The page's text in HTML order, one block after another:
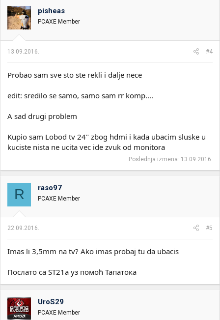
pisheas
PCAXE Member
13.09.2016. #4
Probao sam sve sto ste rekli i dalje nece
edit: sredilo se samo, samo sam rr komp....
A sad drugi problem
Kupio sam Lobod tv 24" zbog hdmi i kada ubacim sluske u
kuciste nista ne ucita vec ide zvuk od monitora
Poslednja izmena: 13.09.2016.
R raso97
PCAXE Member
22.09.2016. #5
Imas li 3,5mm na tv? Ako imas probaj tu da ubacis
Послато са ST21a уз помоћ Тапатока
UroS29
PCAXE Member